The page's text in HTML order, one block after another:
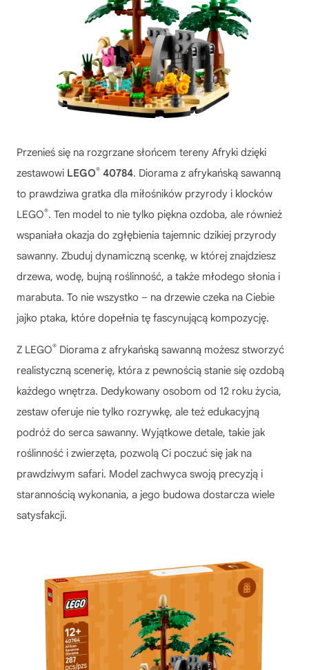
Przenieś się na rozgrzane słońcem tereny Afryki dzięki
zestawowi LEGO® 40784. Diorama z afrykańską sawanną
to prawdziwa gratka dla miłośników przyrody i klocków
LEGO®. Ten model to nie tylko piękna ozdoba, ale również
wspaniała okazja do zgłębienia tajemnic dzikiej przyrody
sawanny. Zbuduj dynamiczną scenkę, w której znajdziesz
drzewa, wodę, bujną roślinność, a także młodego słonia i
marabuta. To nie wszystko – na drzewie czeka na Ciebie
jajko ptaka, które dopełnia tę fascynującą kompozycję.
Z LEGO® Diorama z afrykańską sawanną możesz stworzyć
realistyczną scenerię, która z pewnością stanie się ozdobą
każdego wnętrza. Dedykowany osobom od 12 roku życia,
zestaw oferuje nie tylko rozrywkę, ale też edukacyjną
podróż do serca sawanny. Wyjątkowe detale, takie jak
roślinność i zwierzęta, pozwolą Ci poczuć się jak na
prawdziwym safari. Model zachwyca swoją precyzją i
starannością wykonania, a jego budowa dostarcza wiele
satysfakcji.